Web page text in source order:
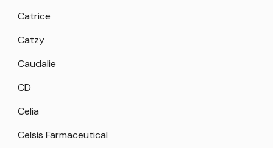
Catrice
Catzy
Caudalie
CD
Celia
Celsis Farmaceutical